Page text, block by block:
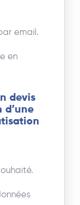
email.
en
devis
d’une